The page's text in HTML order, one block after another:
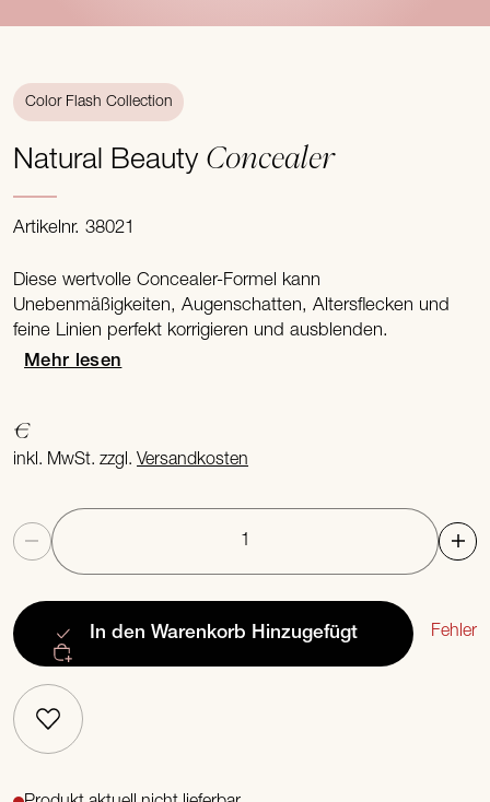
Color Flash Collection
Natural Beauty Concealer
Artikelnr. 38021
Diese wertvolle Concealer-Formel kann
Unebenmäßigkeiten, Augenschatten, Altersflecken und
feine Linien perfekt korrigieren und ausblenden.
Mehr lesen
€
inkl. MwSt. zzgl.Versandkosten
Anzahl
In den Warenkorb Hinzugefügt Fehler